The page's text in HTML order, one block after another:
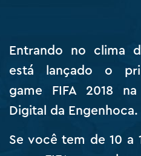
Entrando no clima
está lançado o
game FIFA 2018
Digital da Engenhoca.
Se você tem de 10 a